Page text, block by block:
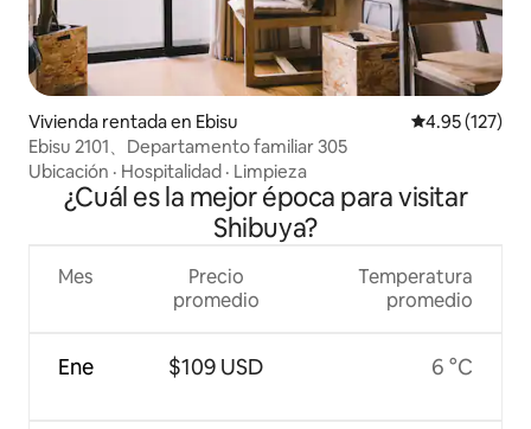
Vivienda rentada en Ebisu Calificación
4.95 (127)
Ebisu 2101、Departamento familiar 305
Ubicación · Hospitalidad · Limpieza
¿Cuál es la mejor época para visitar
Shibuya?
Mes
Ene
Precio
promedio
$109 USD
Temperatura
promedio
6 °C